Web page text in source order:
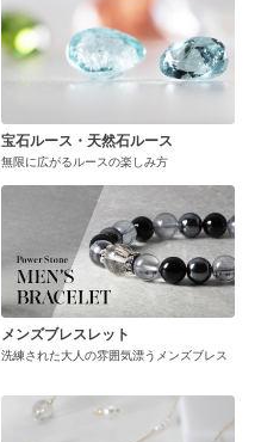
宝石ルース・天然石ルース
無限に広がるルースの楽しみ方
メンズブレスレット
洗練された大人の雰囲気漂うメンズブレス